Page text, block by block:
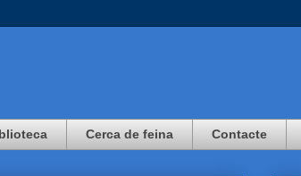
Cerca de feina Contacte